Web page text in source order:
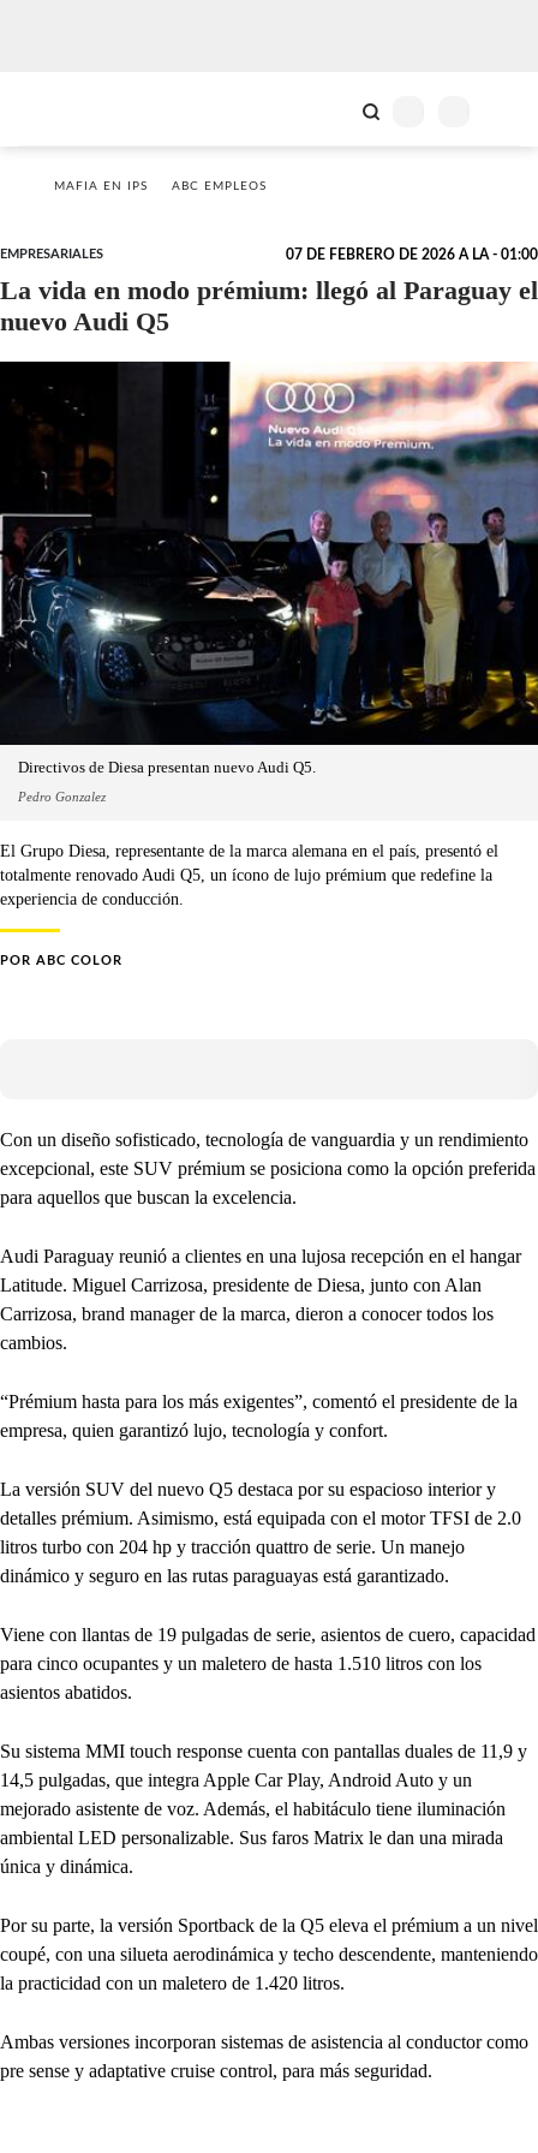
MAFIA EN IPS ABC EMPLEOS
EMPRESARIALES 07 DE FEBRERO DE 2026 A LA - 01:00
La vida en modo prémium: llegó al Paraguay el
nuevo Audi Q5
Directivos de Diesa presentan nuevo Audi Q5.
Pedro Gonzalez
El Grupo Diesa, representante de la marca alemana en el país, presentó el
totalmente renovado Audi Q5, un ícono de lujo prémium que redefine la
experiencia de conducción.
POR ABC COLOR
Con un diseño sofisticado, tecnología de vanguardia y un rendimiento
excepcional, este SUV prémium se posiciona como la opción preferida
para aquellos que buscan la excelencia.
Audi Paraguay reunió a clientes en una lujosa recepción en el hangar
Latitude. Miguel Carrizosa, presidente de Diesa, junto con Alan
Carrizosa, brand manager de la marca, dieron a conocer todos los
cambios.
“Prémium hasta para los más exigentes”, comentó el presidente de la
empresa, quien garantizó lujo, tecnología y confort.
La versión SUV del nuevo Q5 destaca por su espacioso interior y
detalles prémium. Asimismo, está equipada con el motor TFSI de 2.0
litros turbo con 204 hp y tracción quattro de serie. Un manejo
dinámico y seguro en las rutas paraguayas está garantizado.
Viene con llantas de 19 pulgadas de serie, asientos de cuero, capacidad
para cinco ocupantes y un maletero de hasta 1.510 litros con los
asientos abatidos.
Su sistema MMI touch response cuenta con pantallas duales de 11,9 y
14,5 pulgadas, que integra Apple Car Play, Android Auto y un
mejorado asistente de voz. Además, el habitáculo tiene iluminación
ambiental LED personalizable. Sus faros Matrix le dan una mirada
única y dinámica.
Por su parte, la versión Sportback de la Q5 eleva el prémium a un nivel
coupé, con una silueta aerodinámica y techo descendente, manteniendo
la practicidad con un maletero de 1.420 litros.
Ambas versiones incorporan sistemas de asistencia al conductor como
pre sense y adaptative cruise control, para más seguridad.